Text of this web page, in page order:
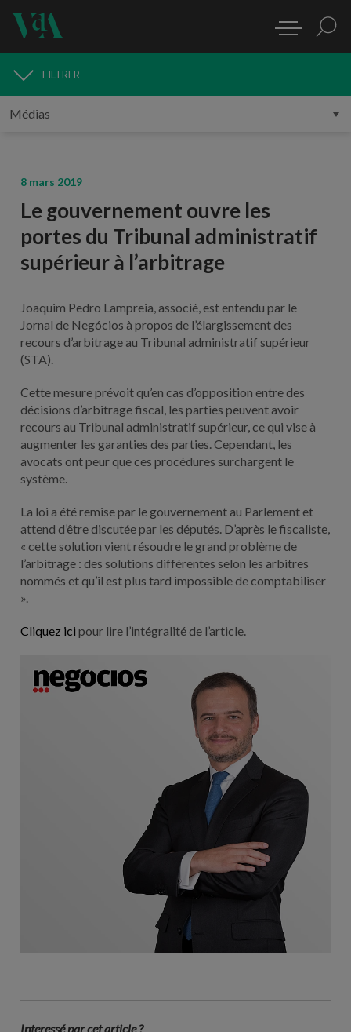
MÉDIAS
FILTRER
8 mars 2019
Le gouvernement ouvre les
portes du Tribunal administratif
supérieur à l’arbitrage
Joaquim Pedro Lampreia, associé, est entendu par le
Jornal de Negócios à propos de l’élargissement des
recours d’arbitrage au Tribunal administratif supérieur
(STA).
Cette mesure prévoit qu’en cas d’opposition entre des
décisions d’arbitrage fiscal, les parties peuvent avoir
recours au Tribunal administratif supérieur, ce qui vise à
augmenter les garanties des parties. Cependant, les
avocats ont peur que ces procédures surchargent le
système.
La loi a été remise par le gouvernement au Parlement et
attend d’être discutée par les députés. D’après le fiscaliste,
« cette solution vient résoudre le grand problème de
l’arbitrage : des solutions différentes selon les arbitres
nommés et qu’il est plus tard impossible de comptabiliser
».
Cliquez ici pour lire l’intégralité de l’article.
Interessé par cet article ?